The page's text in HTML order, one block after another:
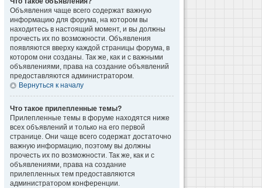
Объявления чаще всего содержат важную
информацию для форума, на котором вы
находитесь в настоящий момент, и вы должны
прочесть их по возможности. Объявления
появляются вверху каждой страницы форума, в
котором они созданы. Так же, как и с важными
объявлениями, права на создание объявлений
предоставляются администратором.
Вернуться к началу
Что такое прилепленные темы?
Прилепленные темы в форуме находятся ниже
всех объявлений и только на его первой
странице. Они чаще всего содержат достаточно
важную информацию, поэтому вы должны
прочесть их по возможности. Так же, как и с
объявлениями, права на создание
прилепленных тем предоставляются
администратором конференции.